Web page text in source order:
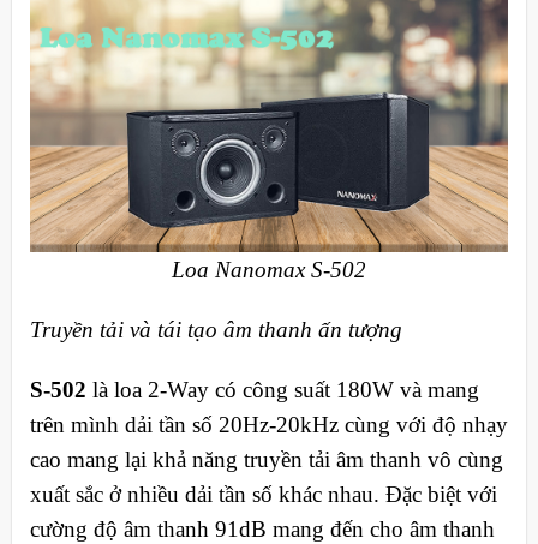
Loa Nanomax S-502
Truyền tải và tái tạo âm thanh ấn tượng
S-502 là loa 2-Way có công suất 180W và mang
trên mình dải tần số 20Hz-20kHz cùng với độ nhạy
cao mang lại khả năng truyền tải âm thanh vô cùng
xuất sắc ở nhiều dải tần số khác nhau. Đặc biệt với
cường độ âm thanh 91dB mang đến cho âm thanh